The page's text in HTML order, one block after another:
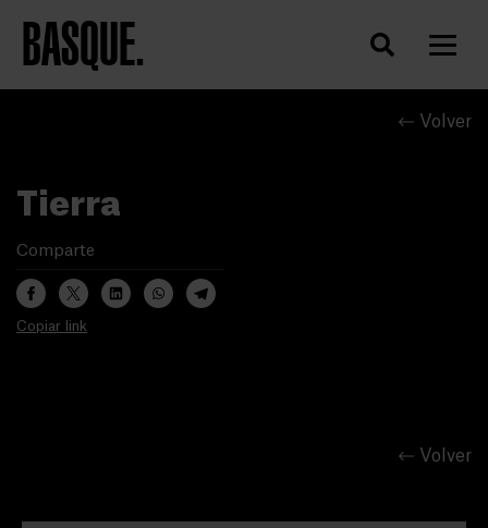
BASQUE.
Volver
Tierra
Comparte
Copiar link
Volver